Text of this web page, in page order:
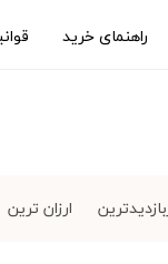
راهنمای خرید
ارزان ترین